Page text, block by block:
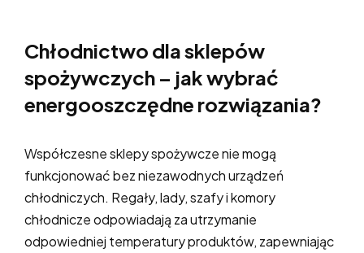
Chłodnictwo dla sklepów
spożywczych – jak wybrać
energooszczędne rozwiązania?
Współczesne sklepy spożywcze nie mogą
funkcjonować bez niezawodnych urządzeń
chłodniczych. Regały, lady, szafy i komory
chłodnicze odpowiadają za utrzymanie
odpowiedniej temperatury produktów, zapewniając